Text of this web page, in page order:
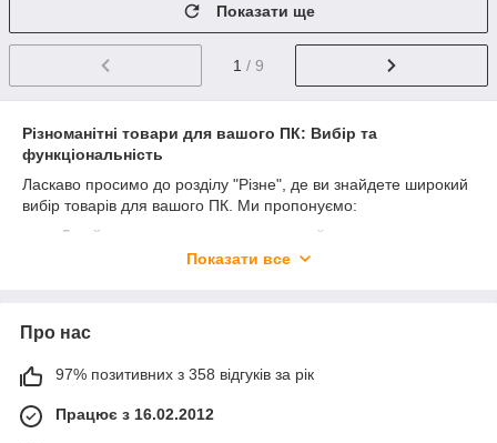
Показати ще
1 / 9
Різноманітні товари для вашого ПК: Вибір та
функціональність
Ласкаво просимо до розділу "Різне", де ви знайдете широкий
вибір товарів для вашого ПК. Ми пропонуємо:
Джойстики
- для захоплюючого геймплею та
зручного керування іграми на комп'ютері.
Вебкамери
мережі.
Хаби- для розширення кількості портів USB та
Показати все
Про нас
97% позитивних з 358 відгуків за рік
Працює з 16.02.2012